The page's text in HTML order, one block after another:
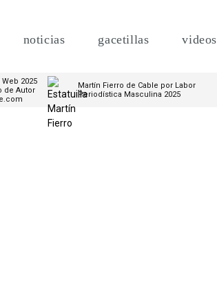
noticias gacetillas videos
2025
de Autor
Martín Fierro de Cable por Labor
Periodística Masculina 2025